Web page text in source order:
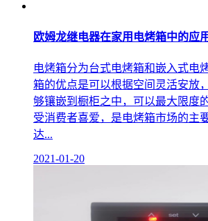
欧姆龙继电器在家用电烤箱中的应用
电烤箱分为台式电烤箱和嵌入式电
箱的优点是可以根据空间灵活安放
够镶嵌到橱柜之中，可以最大限度
受消费者喜爱，是电烤箱市场的主
达...
2021-01-20